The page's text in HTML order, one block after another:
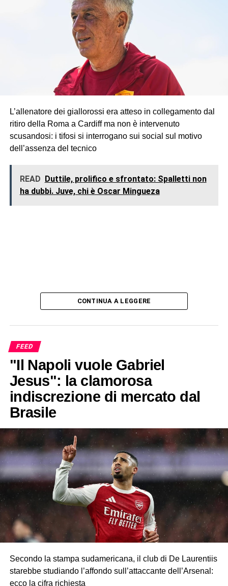
L’allenatore dei giallorossi era atteso in collegamento dal
ritiro della Roma a Cardiff ma non è intervenuto
scusandosi: i tifosi si interrogano sui social sul motivo
dell’assenza del tecnico
READ Duttile, prolifico e sfrontato: Spalletti non
ha dubbi. Juve, chi è Oscar Mingueza
CONTINUA A LEGGERE
FEED
"Il Napoli vuole Gabriel
Jesus": la clamorosa
indiscrezione di mercato dal
Brasile
Secondo la stampa sudamericana, il club di De Laurentiis
starebbe studiando l’affondo sull’attaccante dell’Arsenal:
ecco la cifra richiesta